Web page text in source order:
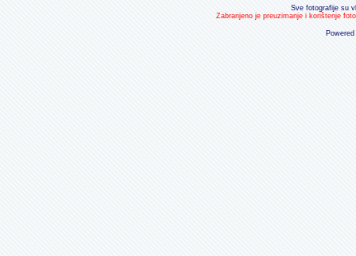
Sve fotografije su
Zabranjeno je preuzimanje i korištenje